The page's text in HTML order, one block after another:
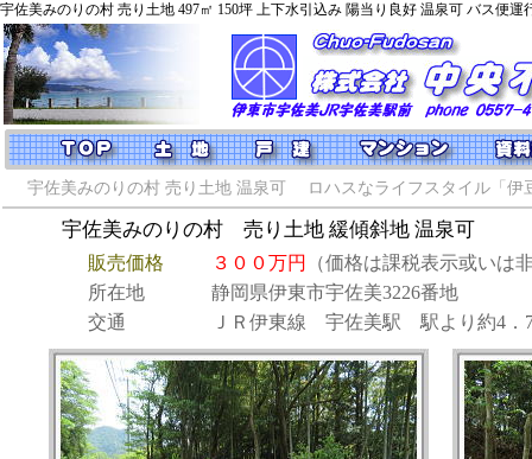
宇佐美みのりの村 売り土地 497㎡ 150坪 上下水引込み 陽当り良好 温泉可 バス便運
宇佐美みのりの村 売り土地 温泉可 ロハスなライフスタイル「伊
宇佐美みのりの村 売り土地 緩傾斜地 温泉可
販売価格 ３００万円
（価格は課税表示或いは
所在地
静岡県伊東市宇佐美3226番地
交通
ＪＲ伊東線 宇佐美駅 駅より約4．